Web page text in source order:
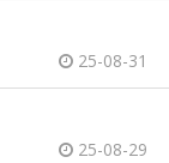
25-08-31
25-08-29